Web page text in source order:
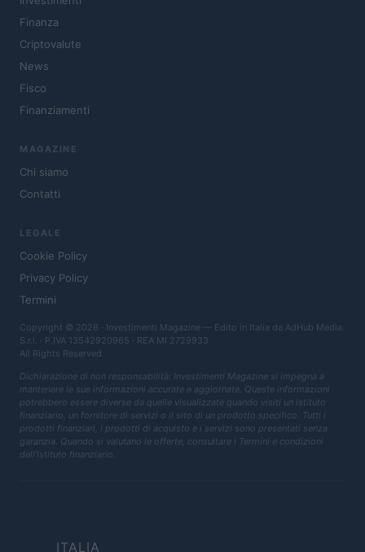
Finanza
Criptovalute
News
Fisco
Finanziamenti
MAGAZINE
Chi siamo
Contatti
LEGALE
Cookie Policy
Privacy Policy
Termini
Copyright © 2026 · Investimenti Magazine — Edito in Italia da AdHub Media
S.r.l. · P.IVA 13542920965 · REA MI 2729933
All Rights Reserved
Dichiarazione di non responsabilità: Investimenti Magazine si impegna a
mantenere le sue informazioni accurate e aggiornate. Queste informazioni
potrebbero essere diverse da quelle visualizzate quando visiti un istituto
finanziario, un fornitore di servizi o il sito di un prodotto specifico. Tutti i
prodotti finanziari, i prodotti di acquisto e i servizi sono presentati senza
garanzia. Quando si valutano le offerte, consultare i Termini e condizioni
dell'istituto finanziario.
ITALIA